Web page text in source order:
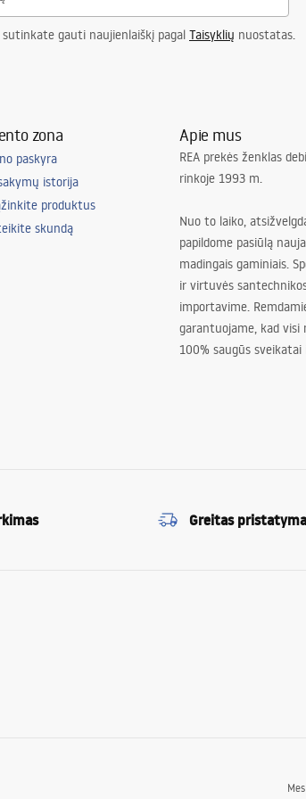
laiptai, virtuvė,
gauti naujienlaiškį pagal Taisyklių nuostatas.
zona
paskyra
istorija
produktus
skundą
Apie mus
REA prekės ženklas
rinkoje 1993 m.
Nuo to laiko,
papildome pasiūlą
madingais gaminiais.
ir virtuvės
importavime.
garantuojame, kad visi
100% saugūs
Greitas